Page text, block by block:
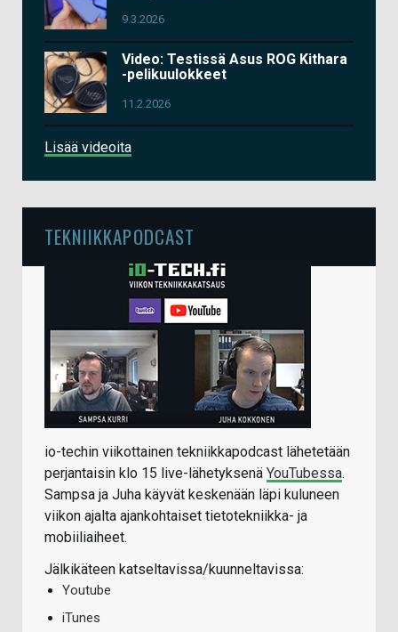
9.3.2026
Video: Testissä Asus ROG Kithara
-pelikuulokkeet
11.2.2026
Lisää videoita
TEKNIIKKAPODCAST
io-techin viikottainen tekniikkapodcast lähetetään
perjantaisin klo 15 live-lähetyksenä YouTubessa.
Sampsa ja Juha käyvät keskenään läpi kuluneen
viikon ajalta ajankohtaiset tietotekniikka- ja
mobiiliaiheet.
Jälkikäteen katseltavissa/kuunneltavissa:
Youtube
iTunes